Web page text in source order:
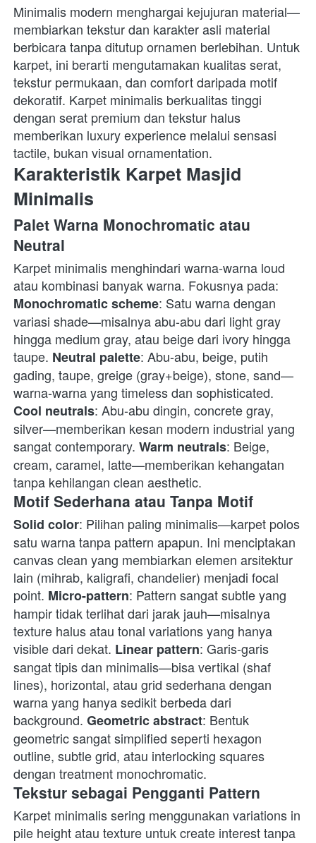
Minimalis modern menghargai kejujuran material—
membiarkan tekstur dan karakter asli material
berbicara tanpa ditutup ornamen berlebihan. Untuk
karpet, ini berarti mengutamakan kualitas serat,
tekstur permukaan, dan comfort daripada motif
dekoratif. Karpet minimalis berkualitas tinggi
dengan serat premium dan tekstur halus
memberikan luxury experience melalui sensasi
tactile, bukan visual ornamentation.
Karakteristik Karpet Masjid
Minimalis
Palet Warna Monochromatic atau
Neutral
Karpet minimalis menghindari warna-warna loud
Monochromatic scheme: Satu warna dengan
variasi shade—misalnya abu-abu dari light gray
hingga medium gray, atau beige dari ivory hingga
taupe. Neutral palette: Abu-abu, beige, putih
gading, taupe, greige (gray+beige), stone, sand—
Cool neutrals: Abu-abu dingin, concrete gray,
silver—memberikan kesan modern industrial yang
sangat contemporary. Warm neutrals: Beige,
cream, caramel, latte—memberikan kehangatan
tanpa kehilangan clean aesthetic.
Motif Sederhana atau Tanpa Motif
Solid color: Pilihan paling minimalis—karpet polos
satu warna tanpa pattern apapun. Ini menciptakan
canvas clean yang membiarkan elemen arsitektur
lain (mihrab, kaligrafi, chandelier) menjadi focal
point. Micro-pattern: Pattern sangat subtle yang
hampir tidak terlihat dari jarak jauh—misalnya
texture halus atau tonal variations yang hanya
visible dari dekat. Linear pattern: Garis-garis
sangat tipis dan minimalis—bisa vertikal (shaf
lines), horizontal, atau grid sederhana dengan
warna yang hanya sedikit berbeda dari
background. Geometric abstract: Bentuk
geometric sangat simplified seperti hexagon
outline, subtle grid, atau interlocking squares
dengan treatment monochromatic.
Tekstur sebagai Pengganti Pattern
Karpet minimalis sering menggunakan variations in
pile height atau texture untuk create interest tanpa